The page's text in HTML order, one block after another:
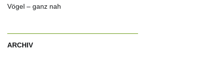
Vögel – ganz nah
ARCHIV